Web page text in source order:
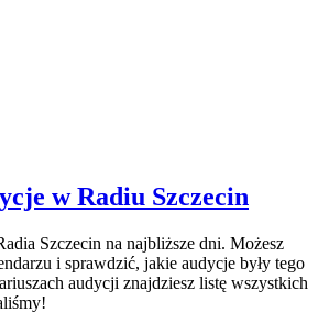
w Radiu Szczecin
Szczecin na najbliższe dni. Możesz
i sprawdzić, jakie audycje były tego
audycji znajdziesz listę wszystkich